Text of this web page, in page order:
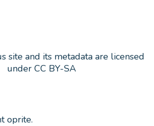
site and its metadata are licensed
under CC BY-SA
oprite.